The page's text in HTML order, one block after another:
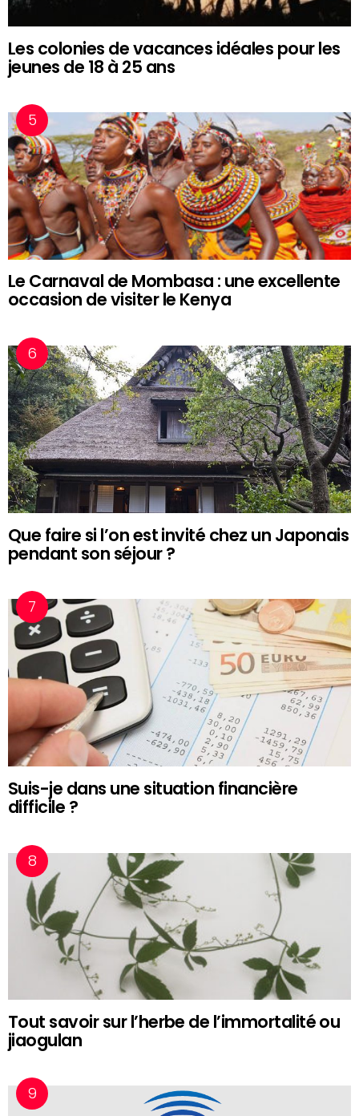
Les colonies de vacances idéales pour les
jeunes de 18 à 25 ans
Le Carnaval de Mombasa : une excellente
occasion de visiter le Kenya
Que faire si l’on est invité chez un Japonais
pendant son séjour ?
Suis-je dans une situation financière
difficile ?
Tout savoir sur l’herbe de l’immortalité ou
jiaogulan